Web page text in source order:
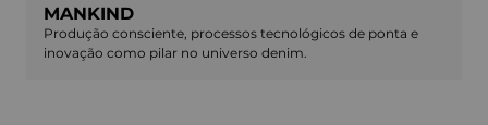
MANKIND
Produção consciente, processos tecnológicos de ponta e
inovação como pilar no universo denim.